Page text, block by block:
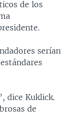
de los
serían
dice Kuklick.
de